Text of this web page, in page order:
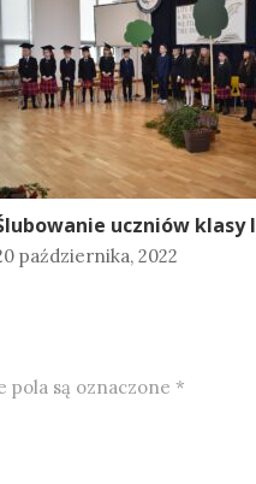
uczniów klasy I
października, 2022
pola są oznaczone *